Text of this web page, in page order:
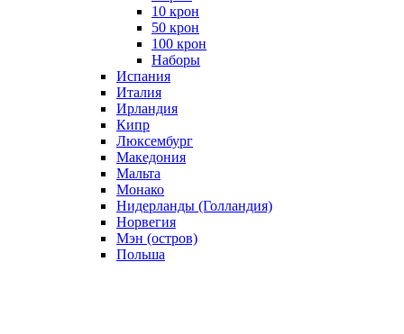
10 крон
50 крон
100 крон
Наборы
Испания
Италия
Ирландия
Кипр
Люксембург
Македония
Мальта
Монако
Нидерланды (Голландия)
Норвегия
Мэн (остров)
Польша